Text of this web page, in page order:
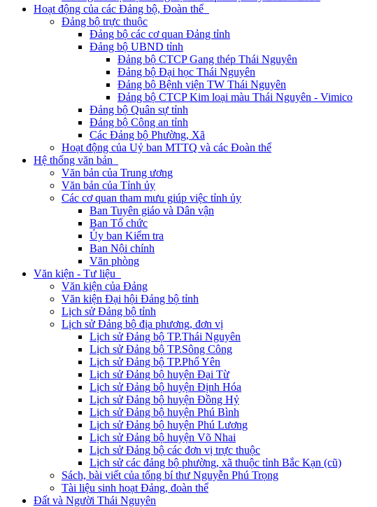
Hoạt động của các Đảng bộ, Đoàn thể
Đảng bộ trực thuộc
Đảng bộ các cơ quan Đảng tỉnh
Đảng bộ UBND tỉnh
Đảng bộ CTCP Gang thép Thái Nguyên
Đảng bộ Đại học Thái Nguyên
Đảng bộ Bệnh viện TW Thái Nguyên
Đảng bộ CTCP Kim loại màu Thái Nguyên - Vimico
Đảng bộ Quân sự tỉnh
Đảng bộ Công an tỉnh
Các Đảng bộ Phường, Xã
Hoạt động của Uỷ ban MTTQ và các Đoàn thể
Hệ thống văn bản
Văn bản của Trung ương
Văn bản của Tỉnh ủy
Các cơ quan tham mưu giúp việc tỉnh ủy
Ban Tuyên giáo và Dân vận
Ban Tổ chức
Ủy ban Kiểm tra
Ban Nội chính
Văn phòng
Văn kiện - Tư liệu
Văn kiện của Đảng
Văn kiện Đại hội Đảng bộ tỉnh
Lịch sử Đảng bộ tỉnh
Lịch sử Đảng bộ địa phương, đơn vị
Lịch sử Đảng bộ TP.Thái Nguyên
Lịch sử Đảng bộ TP.Sông Công
Lịch sử Đảng bộ TP.Phổ Yên
Lịch sử Đảng bộ huyện Đại Từ
Lịch sử Đảng bộ huyện Định Hóa
Lịch sử Đảng bộ huyện Đồng Hỷ
Lịch sử Đảng bộ huyện Phú Bình
Lịch sử Đảng bộ huyện Phú Lương
Lịch sử Đảng bộ huyện Võ Nhai
Lịch sử Đảng bộ các đơn vị trực thuộc
Lịch sử các đảng bộ phường, xã thuộc tỉnh Bắc Kạn (cũ)
Sách, bài viết của tổng bí thư Nguyễn Phú Trọng
Tài liệu sinh hoạt Đảng, đoàn thể
Đất và Người Thái Nguyên